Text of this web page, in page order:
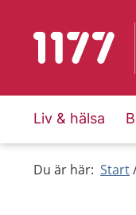
To start page for
Liv & hälsa
Du är här: Start